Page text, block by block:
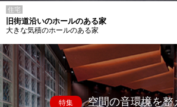
住宅
旧街道沿いのホールのある家
大きな気積のホールのある家
特集 空間の音環境を整